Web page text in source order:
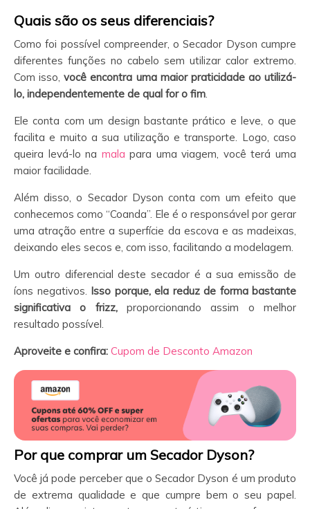
Quais são os seus diferenciais?
Como foi possível compreender, o Secador Dyson cumpre
diferentes funções no cabelo sem utilizar calor extremo.
Com isso,você encontra uma maior praticidade ao utilizá-
lo, independentemente de qual for o fim
Ele conta com um design bastante prático e leve, o que
facilita e muito a sua utilização e transporte. Logo, caso
queira levá-lo na mala para uma viagem, você terá uma
maior facilidade.
Além disso, o Secador Dyson conta com um efeito que
conhecemos como “Coanda”. Ele é o responsável por gerar
uma atração entre a superfície da escova e as madeixas,
deixando eles secos e, com isso, facilitando a modelagem.
Um outro diferencial deste secador é a sua emissão de
íons negativos. Isso porque, ela reduz de forma bastante
significativa o frizz,proporcionando assim o melhor
resultado possível.
Aproveite e confira: Cupom de Desconto Amazon
Por que comprar um Secador Dyson?
Você já pode perceber que o Secador Dyson é um produto
de extrema qualidade e que cumpre bem o seu papel.